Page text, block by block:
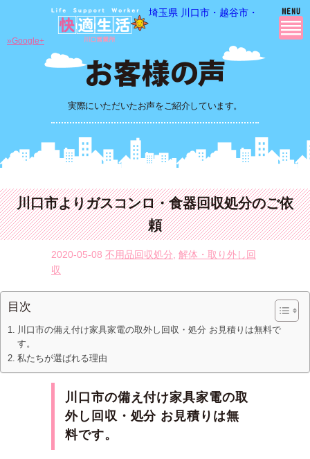
埼玉県 川口市・越谷市・さいたま
実際にいただいたお声をご紹介しています。
»Google+
川口市よりガスコンロ・食器回収処分のご依
頼
2020-05-08 不用品回収処分 解体・取り外し回
収
目次
川口市の備え付け家具家電の取外し回収・処分 お見積りは無料で
す。
私たちが選ばれる理由
川口市の備え付け家具家電の取
外し回収・処分 お見積りは無
料です。